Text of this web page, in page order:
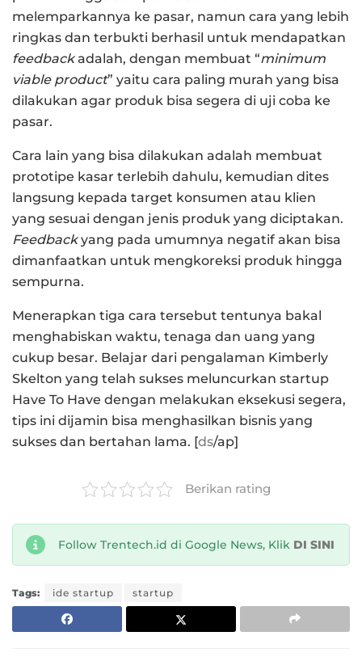
melemparkannya ke pasar, namun cara yang lebih
ringkas dan terbukti berhasil untuk mendapatkan
feedbackadalah, dengan membuat “minimum
viable product” yaitu cara paling murah yang bisa
dilakukan agar produk bisa segera di uji coba ke
pasar.
Cara lain yang bisa dilakukan adalah membuat
prototipe kasar terlebih dahulu, kemudian dites
langsung kepada target konsumen atau klien
yang sesuai dengan jenis produk yang diciptakan.
Feedbackyang pada umumnya negatif akan bisa
dimanfaatkan untuk mengkoreksi produk hingga
sempurna.
Menerapkan tiga cara tersebut tentunya bakal
menghabiskan waktu, tenaga dan uang yang
cukup besar. Belajar dari pengalaman Kimberly
Skelton yang telah sukses meluncurkan startup
Have To Have dengan melakukan eksekusi segera,
tips ini dijamin bisa menghasilkan bisnis yang
sukses dan bertahan lama. [ds/ap]
Berikan rating
Follow Trentech.id di Google News, Klik DI SINI
Tags: ide startup startup